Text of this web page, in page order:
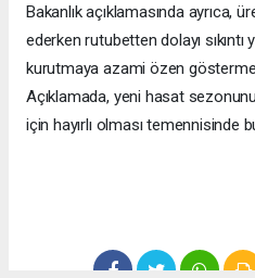
Bakanlık açıklamasında ayrıca,
ederken rutubetten dolayı sıkıntı
kurutmaya azami özen
Açıklamada, yeni hasat
için hayırlı olması temennisinde